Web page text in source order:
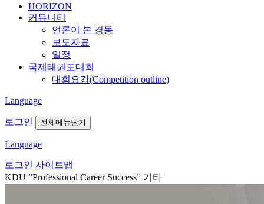
HORIZON
커뮤니티
언론이 본 경동
보도자료
일정
국제태권도대회
대회요강(Competition outline)
Language
로그인 전체메뉴닫기
Language
로그인 사이트맵
KDU “Professional Career Success” 기타